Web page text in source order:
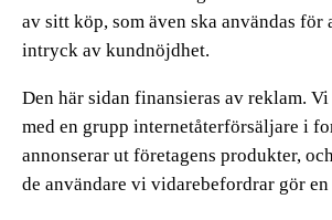
av sitt köp, som även ska användas för
intryck av kundnöjdhet.
Den här sidan finansieras av reklam. Vi
med en grupp internetåterförsäljare i
annonserar ut företagens produkter,
de användare vi vidarebefordrar gör